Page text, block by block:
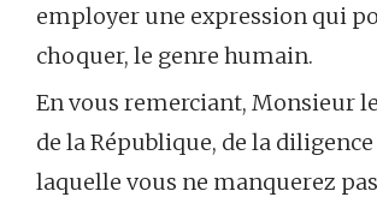
employer une expression qui
choquer, le genre humain.
En vous remerciant, Monsieur
de la République, de la diligence
laquelle vous ne manquerez pas